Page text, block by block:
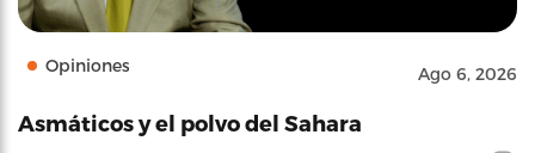
Opiniones Ago 6, 2026
Asmáticos y el polvo del Sahara